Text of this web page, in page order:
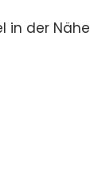
in der Nähe